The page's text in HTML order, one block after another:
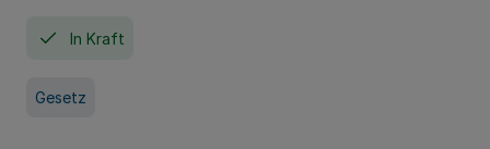
In Kraft
Gesetz